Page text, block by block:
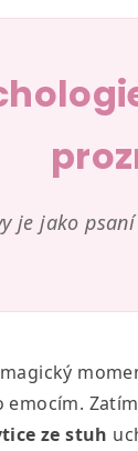
je jako
ze stuh